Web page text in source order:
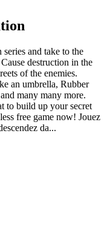
and take to the
destruction in the
of the enemies.
an umbrella, Rubber
many many more.
to build up your secret
free game now! Jouez
da...